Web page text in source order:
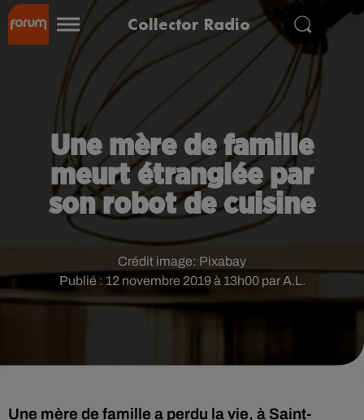
Collector Radio
Une mère de famille
meurt étranglée par
son robot de cuisine
Publié : 12 novembre 2019 à 13h00 par A.L.
Crédit image: Pixabay
Une mère de famille a perdu la vie, à Saint-